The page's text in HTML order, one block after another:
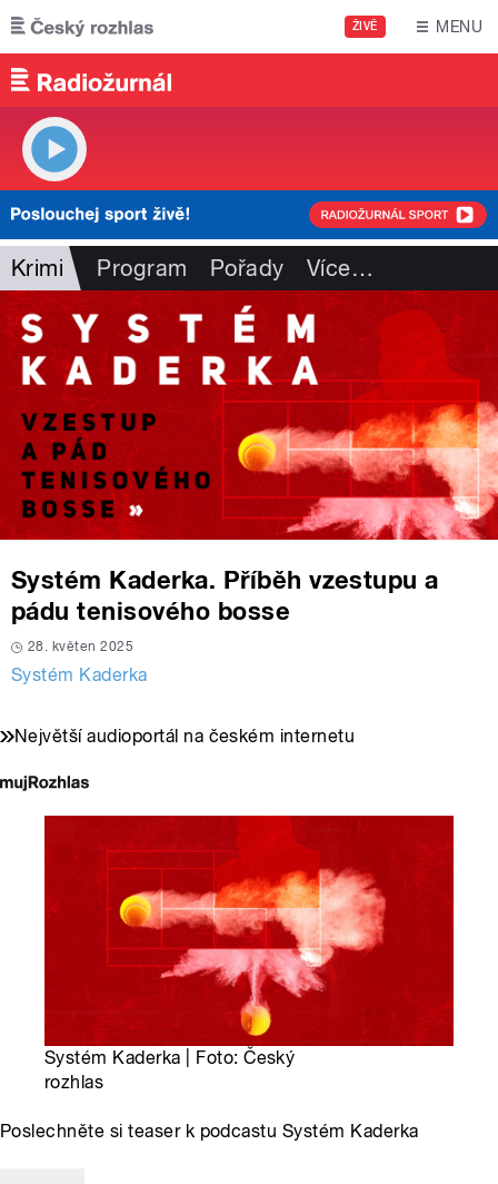
Přejít k hlavnímu obsahu
ŽIVĚ MENU
Krimi Program Pořady Více…
Systém Kaderka. Příběh vzestupu a
pádu tenisového bosse
28. květen 2025
Systém Kaderka
Největší audioportál na českém internetu
Systém Kaderka | Foto: Český
rozhlas
Poslechněte si teaser k podcastu Systém Kaderka